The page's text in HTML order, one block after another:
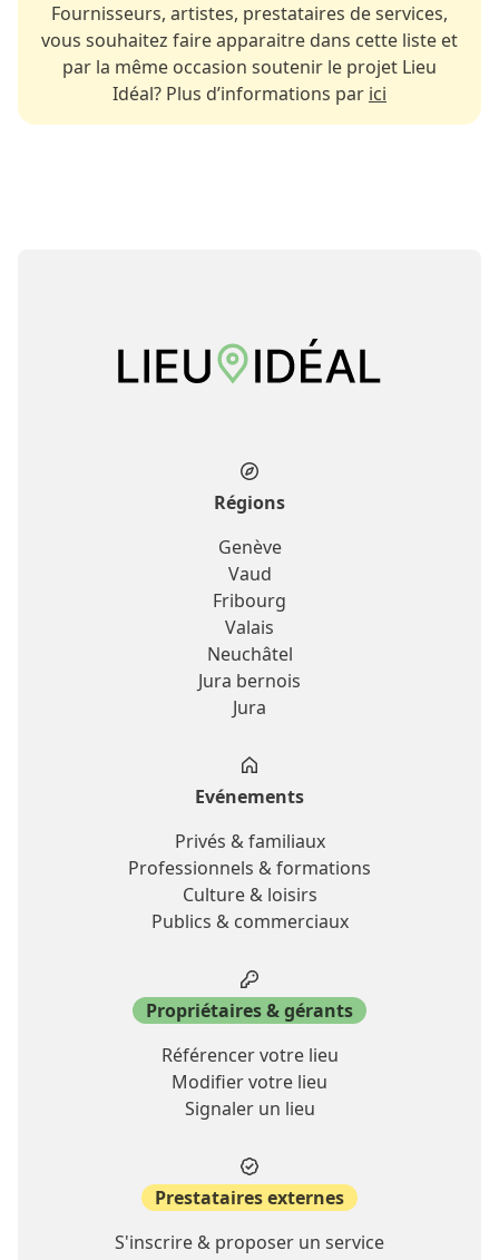
Fournisseurs, artistes, prestataires de services,
vous souhaitez faire apparaitre dans cette liste et
par la même occasion soutenir le projet Lieu
Idéal? Plus d’informations par ici
Régions
Genève
Vaud
Fribourg
Valais
Neuchâtel
Jura bernois
Jura
Evénements
Privés & familiaux
Professionnels & formations
Culture & loisirs
Publics & commerciaux
Propriétaires & gérants
Référencer votre lieu
Modifier votre lieu
Signaler un lieu
Prestataires externes
S'inscrire & proposer un service